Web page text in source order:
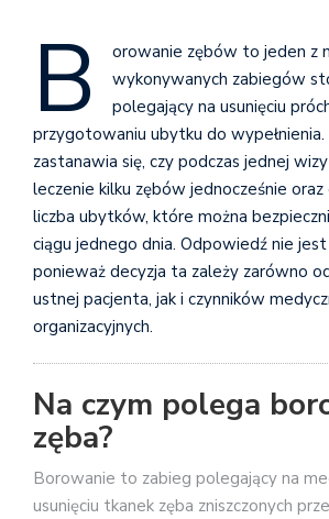
B
orowanie zębów to jeden z
wykonywanych zabiegów
polegający na usunięciu
przygotowaniu ubytku do
zastanawia się, czy podczas jednej
leczenie kilku zębów jednocześnie
liczba ubytków, które można
ciągu jednego dnia. Odpowiedź nie jest
ponieważ decyzja ta zależy zarówno
ustnej pacjenta, jak i czynników
organizacyjnych.
Na czym polega
zęba?
Borowanie to zabieg polegający na
usunięciu tkanek zęba zniszczonych